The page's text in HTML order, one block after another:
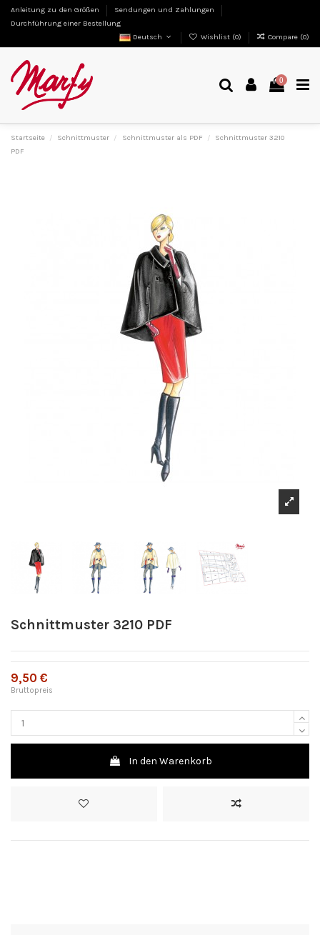
Anleitung zu den Größen
Sendungen und Zahlungen
Durchführung einer Bestellung
Deutsch
Wishlist (0) Compare (0)
0
Startseite Schnittmuster Schnittmuster als PDF
Schnittmuster 3210
PDF
Schnittmuster 3210 PDF
9,50 €
Bruttopreis
In den Warenkorb